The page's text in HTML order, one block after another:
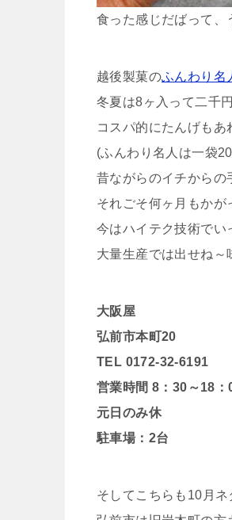
食った感じだばって、
越後製菓のふんわり名
冬夏は8ヶ入って二千
コスパ的にたんげもあ
(ふんわり名人は一袋
昔ながらのイチからの
それごそ何ヶ月もかが
今はハイテク技術でい
大量生産では出せね～
大阪屋
弘前市本町20
TEL 0172-32-6191
営業時間 8：30～18：
元日のみ休
駐車場：2台
そしてこちらも10月